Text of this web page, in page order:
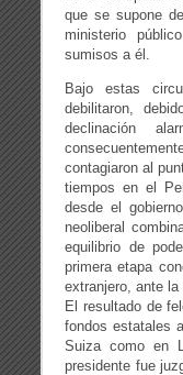
que se supone
ministerio
sumisos a él.
Bajo estas
debilitaron,
declinación
contagiaron al
tiempos en el
desde el
neoliberal
equilibrio de
primera etapa
extranjero, ante
El resultado de
fondos estatales
Suiza como en
presidente fue